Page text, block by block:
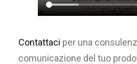
Contattaci per una
comunicazione del tuo